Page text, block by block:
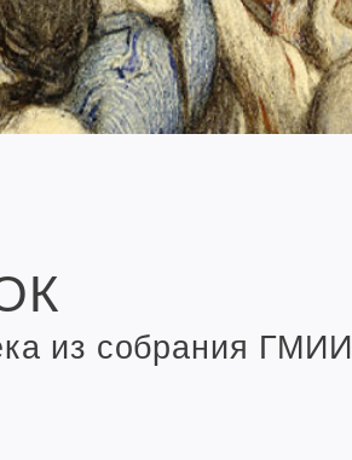
из собрания ГМИИ